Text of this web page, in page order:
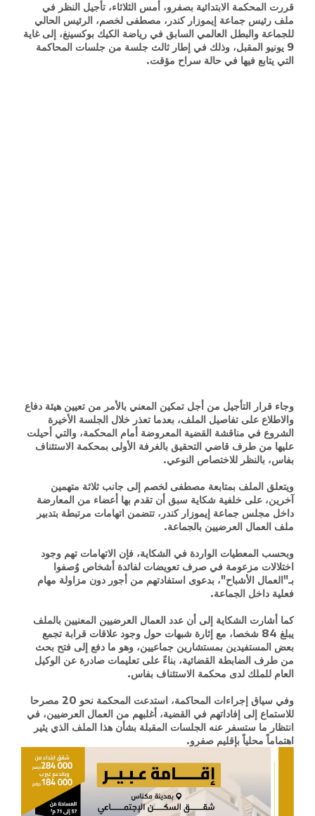
قررت المحكمة الابتدائية بصفرو، أمس الثلاثاء، تأجيل النظر في
ملف رئيس جماعة إيموزار كندر، مصطفى لخصم، الرئيس الحالي
للجماعة والبطل العالمي السابق في رياضة الكيك بوكسينغ، إلى غاية
9 يونيو المقبل، وذلك في إطار ثالث جلسة من جلسات المحاكمة
التي يتابع فيها في حالة سراح مؤقت.
وجاء قرار التأجيل من أجل تمكين المعني بالأمر من تعيين هيئة دفاع
والاطلاع على تفاصيل الملف، بعدما تعذر خلال الجلسة الأخيرة
الشروع في مناقشة القضية المعروضة أمام المحكمة، والتي أحيلت
عليها من طرف قاضي التحقيق بالغرفة الأولى بمحكمة الاستئناف
بفاس، بالنظر للاختصاص النوعي.
ويتعلق الملف بمتابعة مصطفى لخصم إلى جانب ثلاثة متهمين
آخرين، على خلفية شكاية سبق أن تقدم بها أعضاء من المعارضة
داخل مجلس جماعة إيموزار كندر، تتضمن اتهامات مرتبطة بتدبير
ملف العمال العرضيين بالجماعة.
وبحسب المعطيات الواردة في الشكاية، فإن الاتهامات تهم وجود
اختلالات مزعومة في صرف تعويضات لفائدة أشخاص وُصفوا
بـ"العمال الأشباح"، بدعوى استفادتهم من أجور دون مزاولة مهام
فعلية داخل الجماعة.
كما أشارت الشكاية إلى أن عدد العمال العرضيين المعنيين بالملف
يبلغ 84 شخصا، مع إثارة شبهات حول وجود علاقات قرابة تجمع
بعض المستفيدين بمستشارين جماعيين، وهو ما دفع إلى فتح بحث
من طرف الضابطة القضائية، بناءً على تعليمات صادرة عن الوكيل
العام للملك لدى محكمة الاستئناف بفاس.
وفي سياق إجراءات المحاكمة، استدعت المحكمة نحو 20 مصرحا
للاستماع إلى إفاداتهم في القضية، أغلبهم من العمال العرضيين، في
انتظار ما ستسفر عنه الجلسات المقبلة بشأن هذا الملف الذي يثير
اهتماماً محلياً بإقليم صفرو.